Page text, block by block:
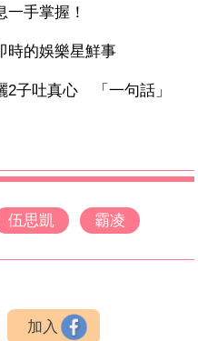
手掌握！
的娛樂星鮮事
2子吐真心 「一句話」
伍思凱 霸凌
加入